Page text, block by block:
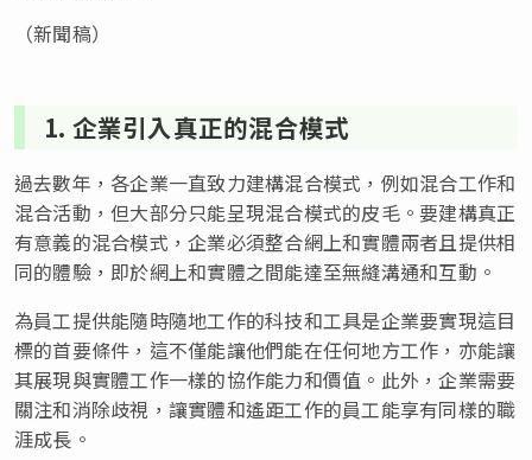
（新聞稿）
1. 企業引入真正的混合模式
過去數年，各企業一直致力建構混合模式，例如混合工作和
混合活動，但大部分只能呈現混合模式的皮毛。要建構真正
有意義的混合模式，企業必須整合網上和實體兩者且提供相
同的體驗，即於網上和實體之間能達至無縫溝通和互動。
為員工提供能隨時隨地工作的科技和工具是企業要實現這目
標的首要條件，這不僅能讓他們能在任何地方工作，亦能讓
其展現與實體工作一樣的協作能力和價值。此外，企業需要
關注和消除歧視，讓實體和遙距工作的員工能享有同樣的職
涯成長。